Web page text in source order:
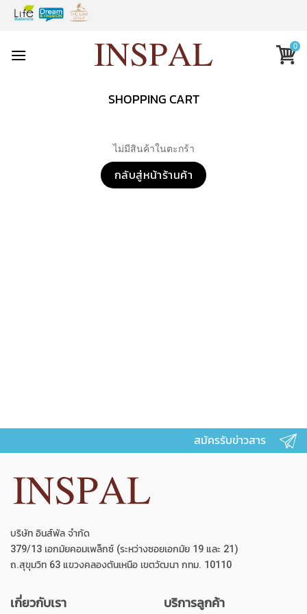
Skip
0
SHOPPING CART
ไม่มีสินค้าในตะกร้า
กลับสู่หน้าร้านค้า
สมัครรับข่าวสาร
บริษัท อินส์พัล จำกัด
379/13 เอกมัยคอมเพล็กซ์ (ระหว่างซอยเอกมัย 19 และ 21)
ถ.สุขุมวิท 63 แขวงคลองตันเหนือ เขตวัฒนา กทม. 10110
เกี่ยวกับเรา บริการลูกค้า